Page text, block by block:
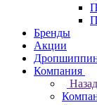
Бренды
Акции
Компания
Назад